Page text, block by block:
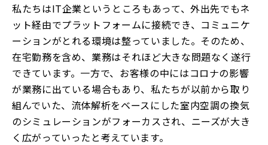
私たちはIT企業というところもあって、外出先でもネ
ット経由でプラットフォームに接続でき、コミュニケ
ーションがとれる環境は整っていました。そのため、
在宅勤務を含め、業務はそれほど大きな問題なく遂行
できています。一方で、お客様の中にはコロナの影響
が業務に出ている場合もあり、私たちが以前から取り
組んでいた、流体解析をベースにした室内空調の換気
のシミュレーションがフォーカスされ、ニーズが大き
く広がっていったと考えています。